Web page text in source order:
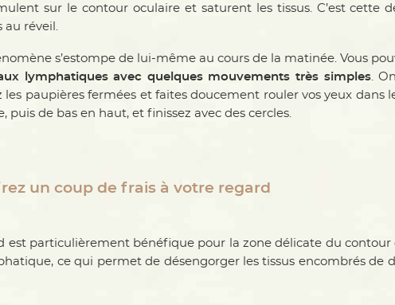
sur le contour oculaire et saturent les tissus. C’est
au réveil.
s’estompe de lui-même au cours de la matinée. Vous
lymphatiques avec quelques mouvements très simples.
les paupières fermées et faites doucement rouler vos yeux
puis de bas en haut, et finissez avec des cercles.
un coup de frais à votre regard
est particulièrement bénéfique pour la zone délicate du
ce qui permet de désengorger les tissus encombrés de